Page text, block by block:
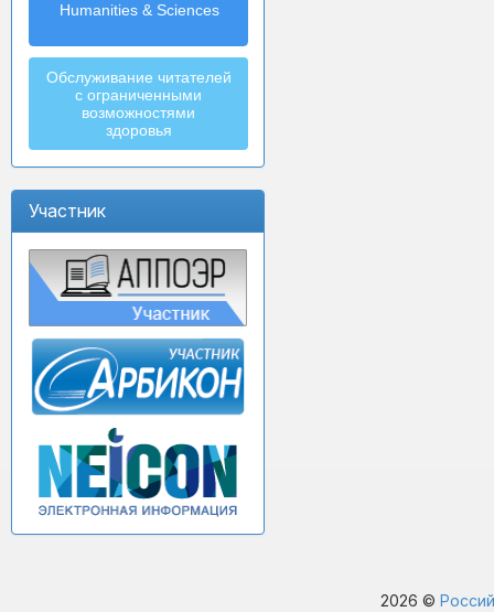
Humanities & Sciences
Обслуживание читателей
с ограниченными
возможностями
здоровья
Участник
2026 ©